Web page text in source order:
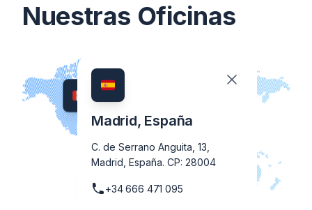
Nuestras Oficinas
Madrid, España
C. de Serrano Anguita, 13,
Madrid, España. CP: 28004
+34 666 471 095